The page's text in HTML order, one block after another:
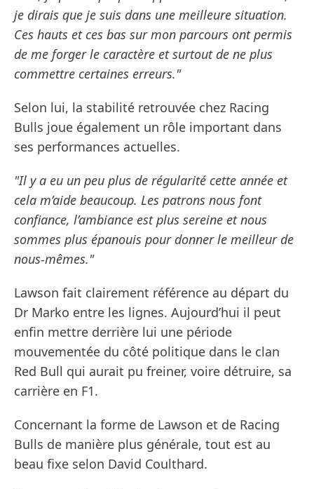
je dirais que je suis dans une meilleure situation.
Ces hauts et ces bas sur mon parcours ont permis
de me forger le caractère et surtout de ne plus
commettre certaines erreurs."
Selon lui, la stabilité retrouvée chez Racing
Bulls joue également un rôle important dans
ses performances actuelles.
"Il y a eu un peu plus de régularité cette année et
cela m’aide beaucoup. Les patrons nous font
confiance, l’ambiance est plus sereine et nous
sommes plus épanouis pour donner le meilleur de
nous-mêmes."
Lawson fait clairement référence au départ du
Dr Marko entre les lignes. Aujourd’hui il peut
enfin mettre derrière lui une période
mouvementée du côté politique dans le clan
Red Bull qui aurait pu freiner, voire détruire, sa
carrière en F1.
Concernant la forme de Lawson et de Racing
Bulls de manière plus générale, tout est au
beau fixe selon David Coulthard.